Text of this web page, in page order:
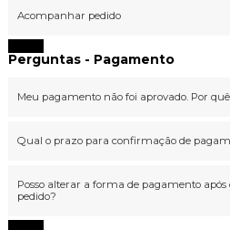
Acompanhar pedido
Perguntas - Pagamento
Meu pagamento não foi aprovado. Por
Qual o prazo para confirmação de
Posso alterar a forma de pagamento
pedido?